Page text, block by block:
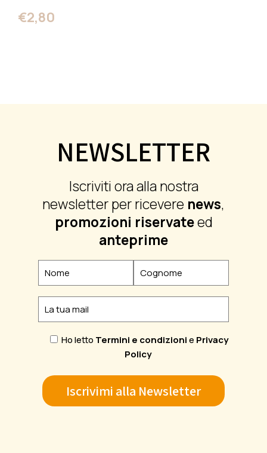
€2,80
NEWSLETTER
Iscriviti ora alla nostra
newsletter per ricevere news,
promozioni riservateed
anteprime
Ho letto Termini e condizionie Privacy
Policy